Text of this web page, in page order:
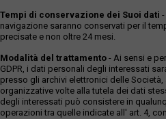
Tempi di conservazione dei Suoi dati
navigazione saranno conservati per il
precisate e non oltre 24 mesi.
Modalità del trattamento - Ai sensi e
GDPR, i dati personali degli interessati
presso gli archivi elettronici delle
organizzative volte alla tutela dei dati
degli interessati può consistere in
operazioni tra quelle indicate all' art. 4,